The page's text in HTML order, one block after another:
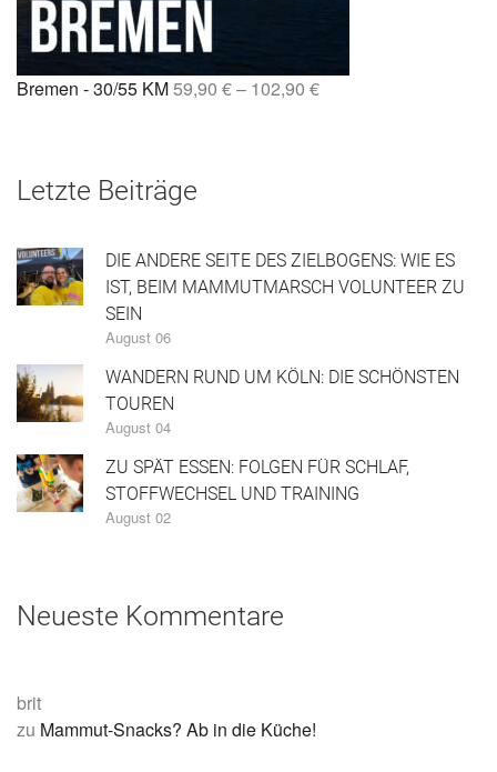
Bremen - 30/55 KM59,90 €– 102,90 €
Letzte Beiträge
DIE ANDERE SEITE DES ZIELBOGENS: WIE ES
IST, BEIM MAMMUTMARSCH VOLUNTEER ZU
SEIN
August 06
WANDERN RUND UM KÖLN: DIE SCHÖNSTEN
TOUREN
August 04
ZU SPÄT ESSEN: FOLGEN FÜR SCHLAF,
STOFFWECHSEL UND TRAINING
August 02
Neueste Kommentare
brit
zu Mammut-Snacks? Ab in die Küche!